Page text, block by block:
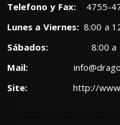
Telefono y Fax:4755-
Lunes a Viernes:8:00 a
Sábados: 8:00 a
Mail:
Site:
http://